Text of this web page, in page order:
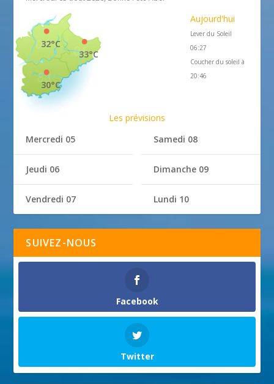
33°C
32°C
30°C
Aujourd'hui
Lever du Soleil
06:27
Coucher du soleil à
20:46
Les prévisions
Mercredi 05
Jeudi 06
Vendredi 07
Samedi 08
Dimanche 09
Lundi 10
SUIVEZ-NOUS
Facebook
Twitter